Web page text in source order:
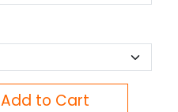
Add to Cart